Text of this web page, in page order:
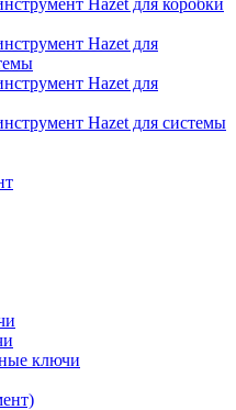
Hazet для коробки
Hazet для
Hazet для
Hazet для системы
ключи